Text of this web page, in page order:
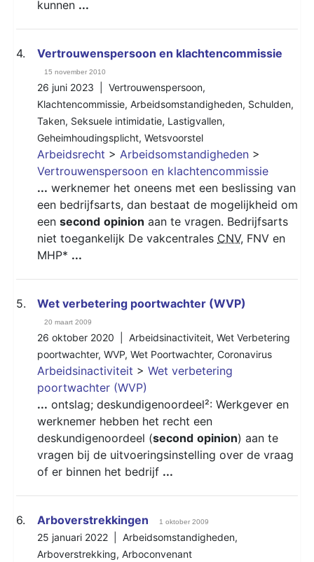
kunnen ...
4. Vertrouwenspersoon en klachtencommissie
15 november 2010
26 juni 2023 | Vertrouwenspersoon,
Klachtencommissie, Arbeidsomstandigheden, Schulden,
Taken, Seksuele intimidatie, Lastigvallen,
Geheimhoudingsplicht, Wetsvoorstel
Arbeidsrecht > Arbeidsomstandigheden >
Vertrouwenspersoon en klachtencommissie
... werknemer het oneens met een beslissing van
een bedrijfsarts, dan bestaat de mogelijkheid om
een second opinion aan te vragen. Bedrijfsarts
niet toegankelijk De vakcentrales CNV, FNV en
MHP* ...
5. Wet verbetering poortwachter (WVP)
20 maart 2009
26 oktober 2020 | Arbeidsinactiviteit, Wet Verbetering
poortwachter, WVP, Wet Poortwachter, Coronavirus
Arbeidsinactiviteit > Wet verbetering
poortwachter (WVP)
... ontslag; deskundigenoordeel²: Werkgever en
werknemer hebben het recht een
deskundigenoordeel (second opinion) aan te
vragen bij de uitvoeringsinstelling over de vraag
of er binnen het bedrijf ...
6. Arboverstrekkingen 1 oktober 2009
25 januari 2022 | Arbeidsomstandigheden,
Arboverstrekking, Arboconvenant